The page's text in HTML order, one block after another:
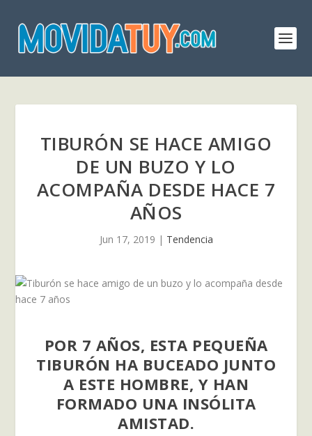
TIBURÓN SE HACE AMIGO
DE UN BUZO Y LO
ACOMPAÑA DESDE HACE 7
AÑOS
Jun 17, 2019 | Tendencia
POR 7 AÑOS, ESTA PEQUEÑA
TIBURÓN HA BUCEADO JUNTO
A ESTE HOMBRE, Y HAN
FORMADO UNA INSÓLITA
AMISTAD.